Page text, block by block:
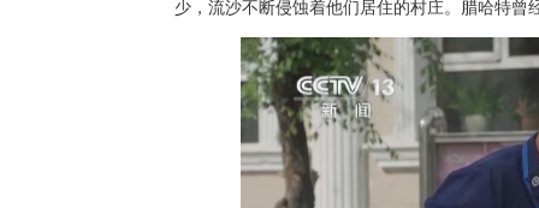
少，流沙不断侵蚀着他们居住的村庄。腊哈特